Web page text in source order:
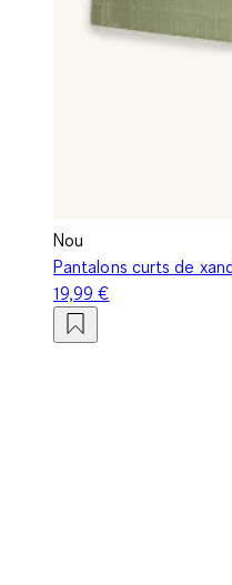
Nou
Pantalons curts de
19,99 €